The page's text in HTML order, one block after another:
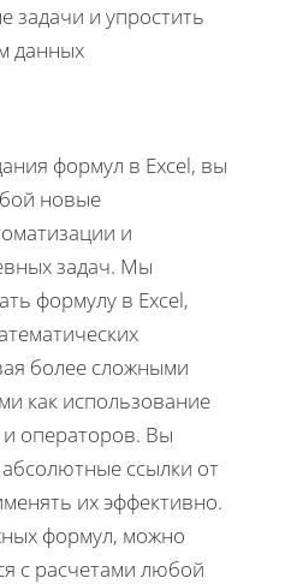
задачи и упростить
данных
формул в Excel, вы
новые
и
задач. Мы
формулу в Excel,
более сложными
как использование
операторов. Вы
ссылки от
их эффективно.
формул, можно
с расчетами любой